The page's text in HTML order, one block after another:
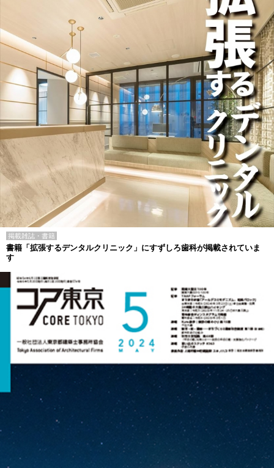
掲載雑誌・書籍
書籍「拡張するデンタルクリニック」にすずしろ歯科が掲載されていま
す